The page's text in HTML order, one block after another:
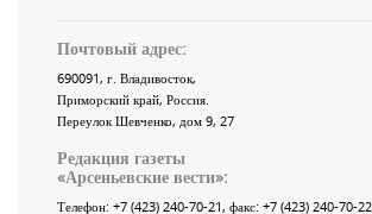
Почтовый адрес:
690091, г. Владивосток,
Приморский край, Россия.
Переулок Шевченко, дом 9, 27
Редакция газеты
«Арсеньевские вести»:
Телефон: +7 (423) 240-70-21, факс: +7 (423) 240-70-22